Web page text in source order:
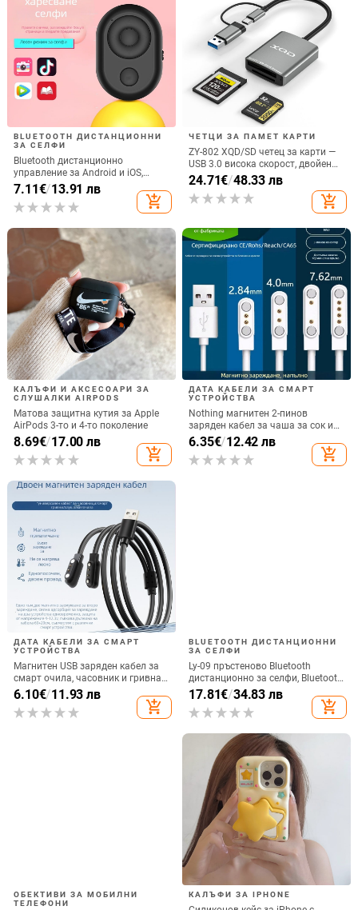
BLUETOOTH ДИСТАНЦИОННИ
ЗА СЕЛФИ
Bluetooth дистанционно
управление за Android и iOS,
универсално за снимки и
видеозаписи, модел 6-key tremolo,
Vernon, ABS материал, тегло 15 g
7.11€/13.91 лв
add_shopping_cart
ЧЕТЦИ ЗА ПАМЕТ КАРТИ
ZY-802 XQD/SD четец за карти —
USB 3.0 висока скорост, двойен
интерфейс Type-C и USB,
алуминиев сплав + ABS
24.71€/48.33 лв
add_shopping_cart
КАЛЪФИ И АКСЕСОАРИ ЗА
СЛУШАЛКИ AIRPODS
Матова защитна кутия за Apple
AirPods 3-то и 4-то поколение
8.69€/17.00 лв
add_shopping_cart
ДАТА КАБЕЛИ ЗА СМАРТ
УСТРОЙСТВА
Nothing магнитен 2-пинов
заряден кабел за чаша за сок и
смарт часовник – 60 см, силен
магнит N52, 7,62 мм разстояние
между пиновете
6.35€/12.42 лв
add_shopping_cart
ДАТА КАБЕЛИ ЗА СМАРТ
УСТРОЙСТВА
Магнитен USB заряден кабел за
смарт очила, часовник и гривна
– едно към две, съвместим с 4.0-
12.3, марка Rising Sun
6.10€/11.93 лв
add_shopping_cart
BLUETOOTH ДИСТАНЦИОННИ
ЗА СЕЛФИ
Ly-09 пръстеново Bluetooth
дистанционно за селфи, Bluetooth
5.3, ABS материал, тегло 10
17.81€/34.83 лв
add_shopping_cart
ОБЕКТИВИ ЗА МОБИЛНИ
ТЕЛЕФОНИ
КАЛЪФИ ЗА IPHONE